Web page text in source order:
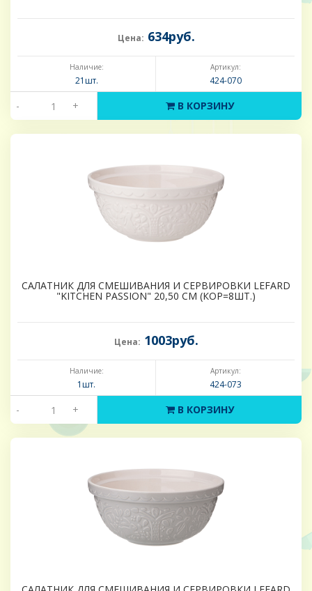
Цена: 634руб.
Наличие:
21шт.
Артикул:
424-070
- + В КОРЗИНУ
САЛАТНИК ДЛЯ СМЕШИВАНИЯ И СЕРВИРОВКИ LEFARD
"KITCHEN PASSION" 20,50 СМ (КОР=8ШТ.)
Цена: 1003руб.
Наличие:
1шт.
Артикул:
424-073
- + В КОРЗИНУ